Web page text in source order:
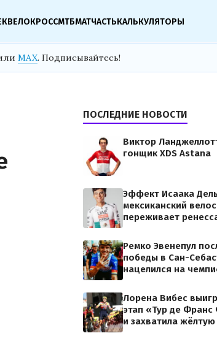
ВЕЛОКРОССМТБМАТЧАСТЬКАЛЬКУЛЯТОРЫ
MAX. Подписывайтесь!
ПОСЛЕДНИЕ НОВОСТИ
Виктор
гонщик XDS Astana
Эффект Исаака
мексиканский
переживает
Ремко Эвенепул
победы в Сан-
нацелился на
Лорена Вибес
этап «Тур де
и захватила